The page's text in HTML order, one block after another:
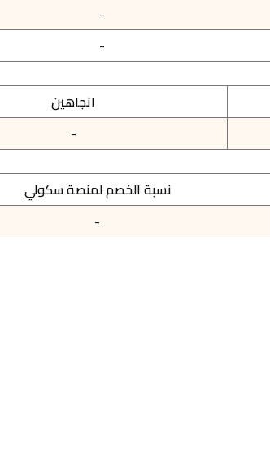
-
-
اتجاهين
-
نسبة الخصم لمنصة سكولي
-